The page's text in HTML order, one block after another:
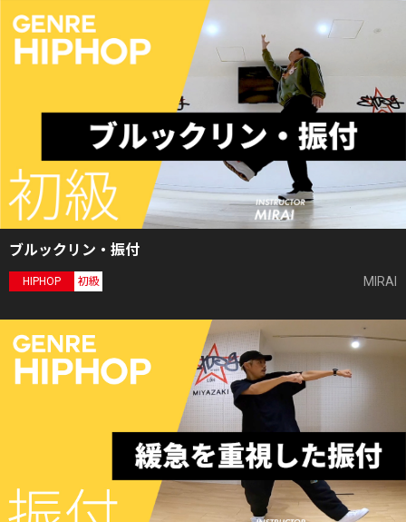
ブルックリン・振付
HIPHOP 初級 MIRAI